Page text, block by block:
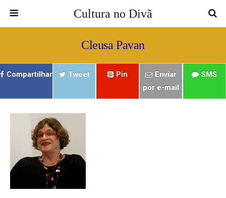
Cultura no Divã
Cleusa Pavan
Compartilhar Tweet Pin
Enviar
por e-mail
SMS